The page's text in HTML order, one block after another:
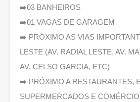
➡️03 BANHEIROS
➡️01 VAGAS DE GARAGEM
➡️ PRÓXIMO AS VIAS
LESTE (AV. RADIAL LESTE, AV.
AV. CELSO GARCIA, ETC)
➡️ PRÓXIMO A RESTAURANTES,
SUPERMERCADOS E